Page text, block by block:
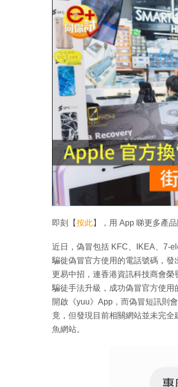
即刻【按此】，用 App 睇更多產
近日，偽冒包括 KFC、IKEA、7-
騙徙偽冒官方使用的電話號碼，
更易中招，連香港資訊科技商會
騙徒手法升級，成功偽冒官方使
開啟《yuu》App，而偽冒短訊則
竟，但發現目前相關網站並未完
魚網站。